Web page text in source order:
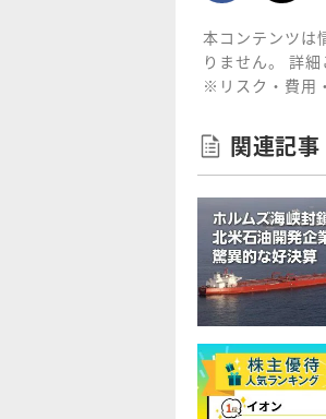
本コンテンツは
りません。 詳細
※リスク・費用
関連記事